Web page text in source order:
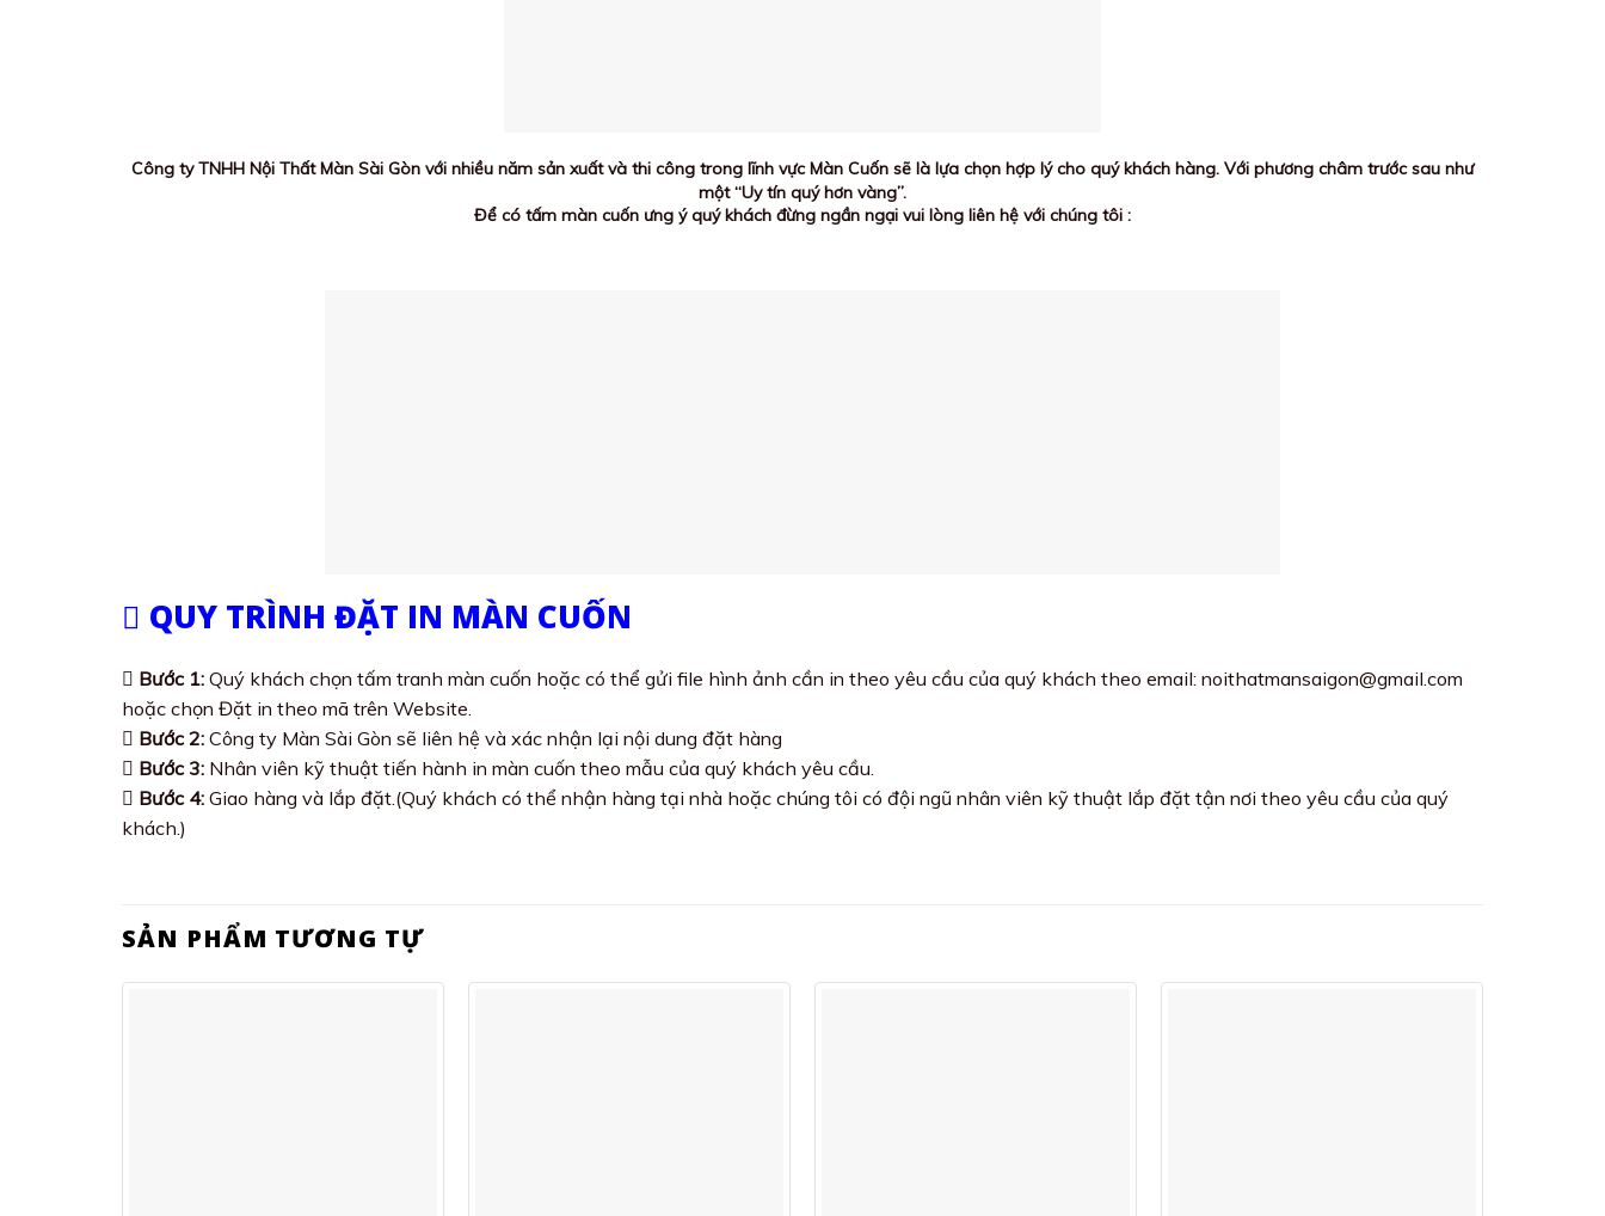
Công ty TNHH Nội Thất Màn Sài Gòn với nhiều năm sản xuất và thi công trong lĩnh vực Màn Cuốn sẽ là lựa chọn hợp lý cho quý khách hàng. Với phương châm trước sau như
một “Uy tín quý hơn vàng”.
Để có tấm màn cuốn ưng ý quý khách đừng ngần ngại vui lòng liên hệ với chúng tôi :
QUY TRÌNH ĐẶT IN MÀN CUỐN
Bước 1: Quý khách chọn tấm tranh màn cuốn hoặc có thể gửi file hình ảnh cần in theo yêu cầu của quý khách theo email: noithatmansaigon@gmail.com
hoặc chọn Đặt in theo mã trên Website.
Bước 2: Công ty Màn Sài Gòn sẽ liên hệ và xác nhận lại nội dung đặt hàng
Bước 3: Nhân viên kỹ thuật tiến hành in màn cuốn theo mẫu của quý khách yêu cầu.
Bước 4: Giao hàng và lắp đặt.(Quý khách có thể nhận hàng tại nhà hoặc chúng tôi có đội ngũ nhân viên kỹ thuật lắp đặt tận nơi theo yêu cầu của quý
khách.)
SẢN PHẨM TƯƠNG TỰ